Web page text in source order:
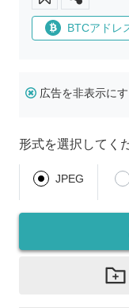
BTCアドレ
広告を非表示にす
形式を選択してく
JPEG